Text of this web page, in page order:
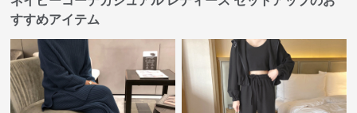
すすめアイテム